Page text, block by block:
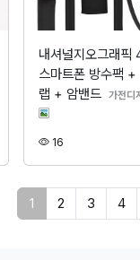
내셔널지오그래픽
스마트폰 방수팩 +
랩 + 암밴드 가전디
16조회
1 페이지 현재
2 3 4